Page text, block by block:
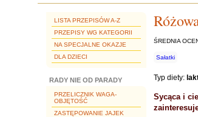
LISTA PRZEPISÓW A-Z
PRZEPISY WG KATEGORII
NA SPECJALNE OKAZJE
DLA DZIECI
RADY NIE OD PARADY
PRZELICZNIK WAGA-
OBJĘTOŚĆ
ZASTĘPOWANIE JAJEK
ŚREDNIA
Sałatki
Typ diety:
Sycąca i